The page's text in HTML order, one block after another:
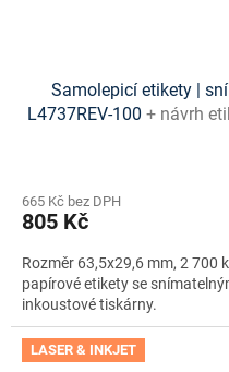
Samolepicí etikety |
L4737REV-100 + návrh
665 Kč bez DPH
805 Kč
Rozměr 63,5x29,6 mm, 2 700
papírové etikety se
inkoustové tiskárny.
LASER & INKJET